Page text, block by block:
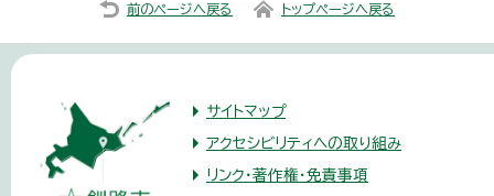
前のページへ戻る トップページへ戻る
サイトマップ
アクセシビリティへの取り組み
リンク・著作権・免責事項